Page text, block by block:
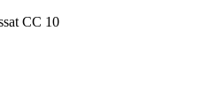
CC 10